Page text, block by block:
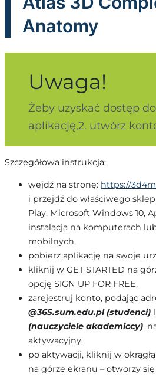
Anatomy
Uwaga!
Żeby uzyskać dostęp
aplikację,2. utwórz
Szczegółowa instrukcja:
wejdź na stronę: https://
i przejdź do właściwego
Play, Microsoft Windows 10,
instalacja na komputerach
mobilnych,
pobierz aplikację na swoje
kliknij w GET STARTED na
opcję SIGN UP FOR FREE,
zarejestruj konto, podając
@365.sum.edu.pl (studenci)
(nauczyciele akademiccy),
aktywacyjny,
po aktywacji, kliknij w
na górze ekranu – otworzy się